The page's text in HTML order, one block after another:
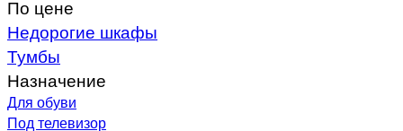
По цене
Недорогие шкафы
Тумбы
Назначение
Для обуви
Под телевизор